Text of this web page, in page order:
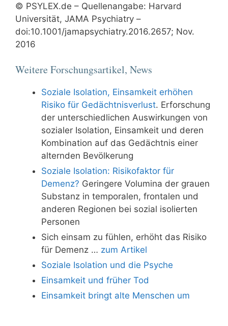
© PSYLEX.de – Quellenangabe: Harvard
Universität, JAMA Psychiatry –
doi:10.1001/jamapsychiatry.2016.2657; Nov.
2016
Weitere Forschungsartikel, News
Soziale Isolation, Einsamkeit erhöhen
Risiko für Gedächtnisverlust. Erforschung
der unterschiedlichen Auswirkungen von
sozialer Isolation, Einsamkeit und deren
Kombination auf das Gedächtnis einer
alternden Bevölkerung
Soziale Isolation: Risikofaktor für
Demenz? Geringere Volumina der grauen
Substanz in temporalen, frontalen und
anderen Regionen bei sozial isolierten
Personen
Sich einsam zu fühlen, erhöht das Risiko
für Demenz … zum Artikel
Soziale Isolation und die Psyche
Einsamkeit und früher Tod
Einsamkeit bringt alte Menschen um